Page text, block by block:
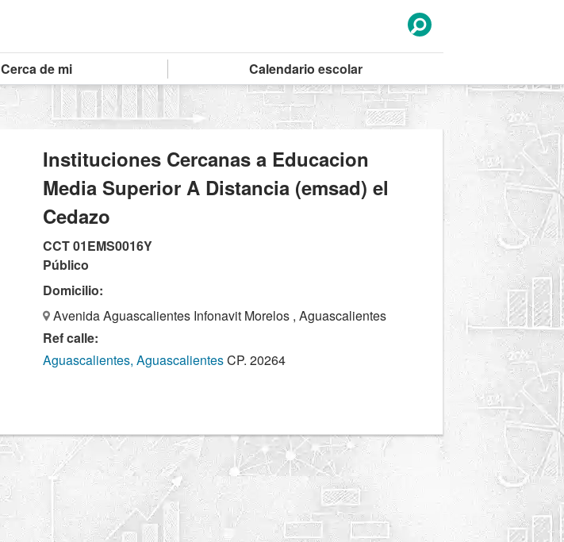
Cerca de mi Calendario escolar
Instituciones Cercanas a Educacion
Media Superior A Distancia (emsad) el
Cedazo
CCT 01EMS0016Y
Público
Domicilio:
Avenida Aguascalientes Infonavit Morelos , Aguascalientes
Ref calle:
Aguascalientes, AguascalientesCP. 20264